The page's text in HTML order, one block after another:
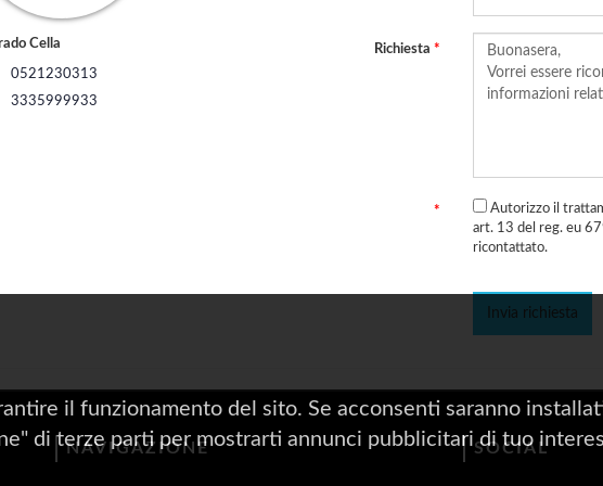
Cella
0521230313
3335999933
Richiesta*
*
Autorizzo il
art. 13 del reg. eu
ricontattato.
Invia richiesta
NAVIGAZIONE SOCIAL
il funzionamento del sito. Se acconsenti saranno
di terze parti per mostrarti annunci pubblicitari di tuo